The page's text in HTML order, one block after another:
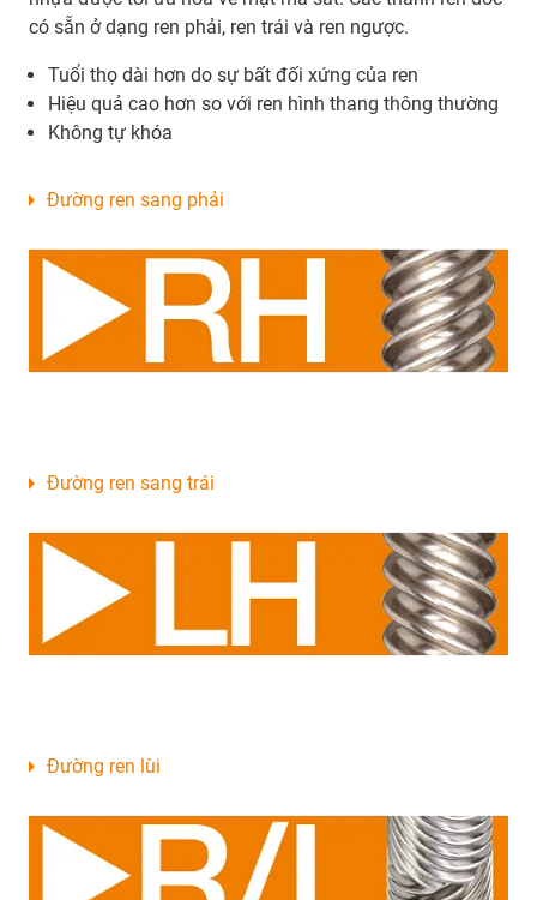
có sẵn ở dạng ren phải, ren trái và ren ngược.
Tuổi thọ dài hơn do sự bất đối xứng của ren
Hiệu quả cao hơn so với ren hình thang thông thường
Không tự khóa
Đường ren sang phải
Đường ren sang trái
Đường ren lùi